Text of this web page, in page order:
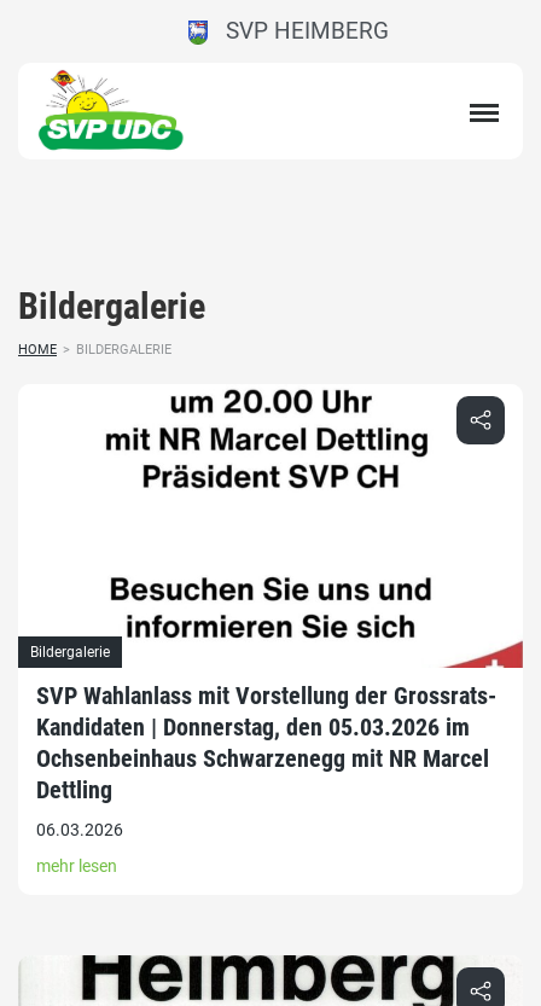
SVP HEIMBERG
Bildergalerie
HOME > BILDERGALERIE
Bildergalerie
SVP Wahlanlass mit Vorstellung der Grossrats-
Kandidaten | Donnerstag, den 05.03.2026 im
Ochsenbeinhaus Schwarzenegg mit NR Marcel
Dettling
06.03.2026
mehr lesen